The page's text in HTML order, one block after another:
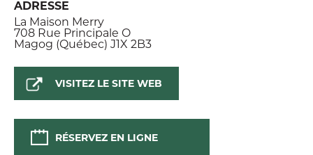
ADRESSE
La Maison Merry
708 Rue Principale O
Magog (Québec) J1X 2B3
VISITEZ LE SITE WEB
RÉSERVEZ EN LIGNE